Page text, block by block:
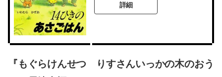
詳細
『もぐらけんせつ りすさんいっかの木のおう